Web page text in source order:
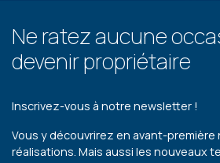
Ne ratez aucune
devenir propriétaire
Inscrivez-vous à notre newsletter !
Vous y découvrirez en avant-première
réalisations. Mais aussi les nouveaux